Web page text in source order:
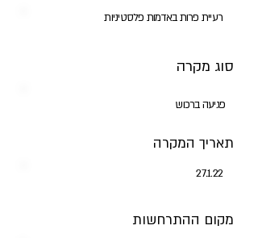
רעיית פרות באדמות פלסטיניות
סוג מקרה
פגיעה ברכוש
תאריך המקרה
27.1.22
מקום ההתרחשות